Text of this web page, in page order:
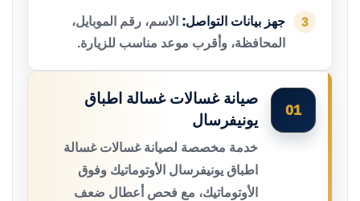
3 جهز بيانات التواصل: الاسم، رقم الموبايل،
المحافظة، وأقرب موعد مناسب للزيارة.
01
صيانة غسالات غسالة اطباق
يونيفرسال
خدمة مخصصة لصيانة غسالات غسالة
اطباق يونيفرسال الأوتوماتيك وفوق
الأوتوماتيك، مع فحص أعطال ضعف